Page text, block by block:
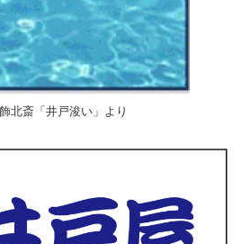
北斎「井戸浚い」より